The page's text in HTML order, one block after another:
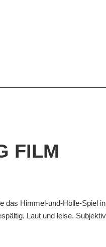
FILM
Himmel-und-Hölle-Spiel
Laut und leise.